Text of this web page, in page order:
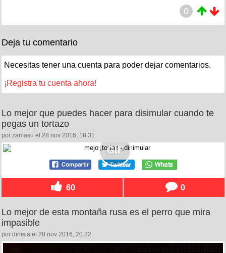
0
Deja tu comentario
Necesitas tener una cuenta para poder dejar comentarios.
¡Registra tu cuenta ahora!
Lo mejor que puedes hacer para disimular cuando te
pegas un tortazo
por zamasu el 28 nov 2016, 18:31
60 0
Lo mejor de esta montaña rusa es el perro que mira
impasible
por dinisia el 28 nov 2016, 20:32